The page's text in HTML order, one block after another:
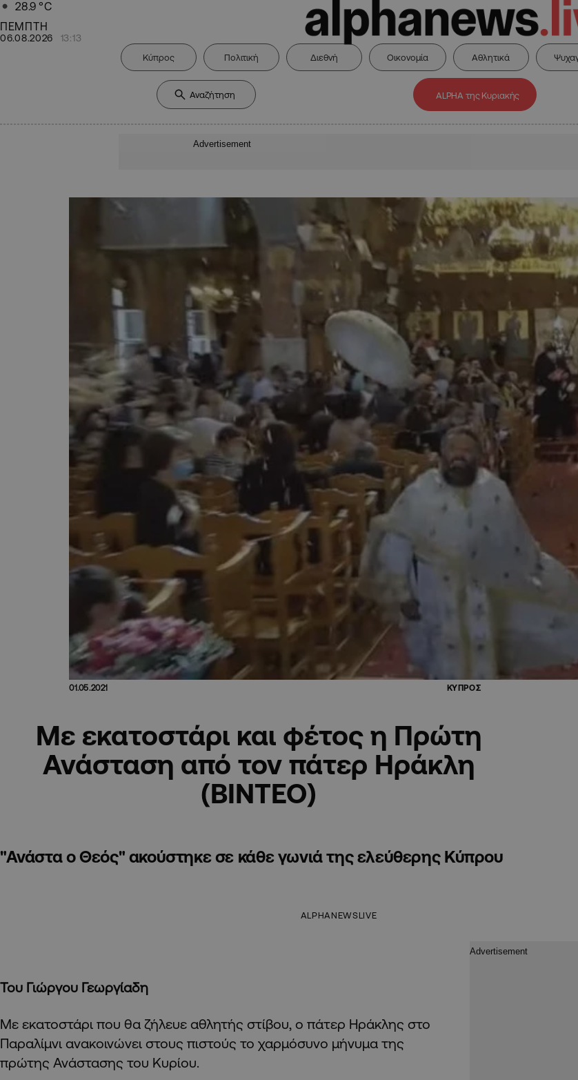
28.9 °C
ΠΕΜΠΤΗ
06.08.2026 13:13
Κύπρος Πολιτική Διεθνή Οικονομία Αθλητικά
ALPHA της Κυριακής
Advertisement
01.05.2021 ΚΥΠΡΟΣ
Με εκατοστάρι και φέτος η Πρώτη
Ανάσταση από τον πάτερ Ηράκλη
(ΒΙΝΤΕΟ)
"Ανάστα ο Θεός" ακούστηκε σε κάθε γωνιά της ελεύθερης Κύπρου
ALPHANEWSLIVE
Του Γιώργου Γεωργίαδη
Με εκατοστάρι που θα ζήλευε αθλητής στίβου, ο πάτερ Ηράκλης στο
Παραλίμνι ανακοινώνει στους πιστούς το χαρμόσυνο μήνυμα της
πρώτης Ανάστασης του Κυρίου.